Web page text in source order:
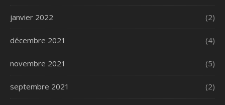
janvier 2022 (2)
décembre 2021 (4)
novembre 2021 (5)
septembre 2021 (2)